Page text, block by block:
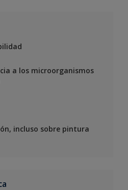
a los microorganismos
incluso sobre pintura